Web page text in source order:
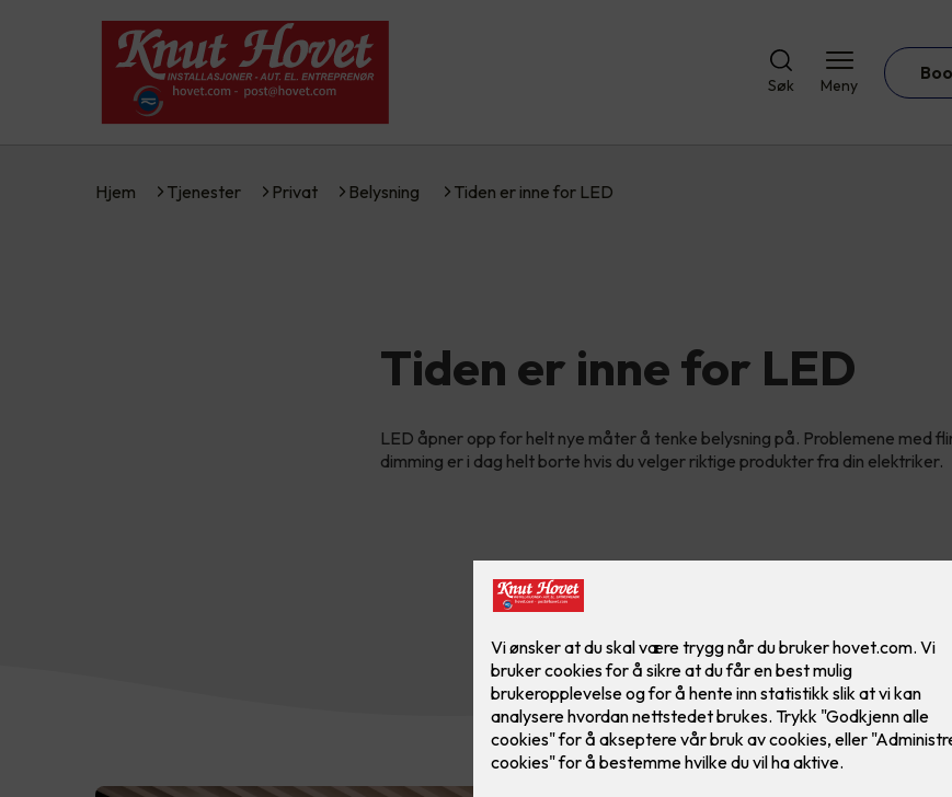
Søk Meny
Hjem Tjenester Privat Belysning Tiden er inne for LED
Tiden er inne for LED
LED åpner opp for helt nye måter å tenke belysning på. Problemene med
dimming er i dag helt borte hvis du velger riktige produkter fra din elektriker.